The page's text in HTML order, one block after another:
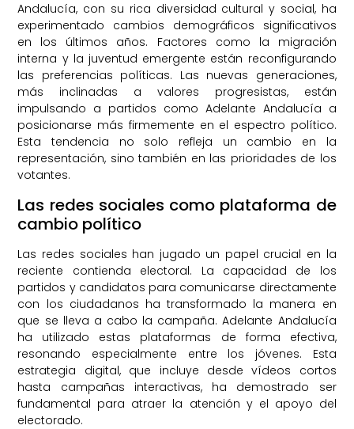
Andalucía, con su rica diversidad cultural y social, ha
experimentado cambios demográficos significativos
en los últimos años. Factores como la migración
interna y la juventud emergente están reconfigurando
las preferencias políticas. Las nuevas generaciones,
más inclinadas a valores progresistas, están
impulsando a partidos como Adelante Andalucía a
posicionarse más firmemente en el espectro político.
Esta tendencia no solo refleja un cambio en la
representación, sino también en las prioridades de los
votantes.
Las redes sociales como plataforma de
cambio político
Las redes sociales han jugado un papel crucial en la
reciente contienda electoral. La capacidad de los
partidos y candidatos para comunicarse directamente
con los ciudadanos ha transformado la manera en
que se lleva a cabo la campaña. Adelante Andalucía
ha utilizado estas plataformas de forma efectiva,
resonando especialmente entre los jóvenes. Esta
estrategia digital, que incluye desde vídeos cortos
hasta campañas interactivas, ha demostrado ser
fundamental para atraer la atención y el apoyo del
electorado.